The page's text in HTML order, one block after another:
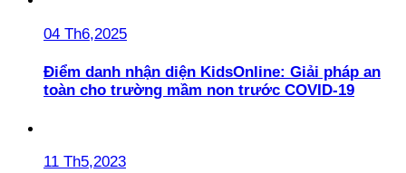
04 Th6,2025
Điểm danh nhận diện KidsOnline: Giải pháp an
toàn cho trường mầm non trước COVID-19
11 Th5,2023